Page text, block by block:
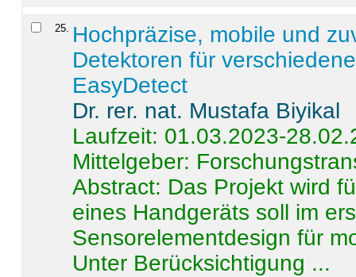
25. Hochpräzise, mobile und
Detektoren für
EasyDetect
Dr. rer. nat. Mustafa Biyikal
Laufzeit: 01.03.2023-
Mittelgeber:
Abstract: Das Projekt wird
eines Handgeräts soll im
Sensorelementdesign für
Unter Berücksichtigung ...